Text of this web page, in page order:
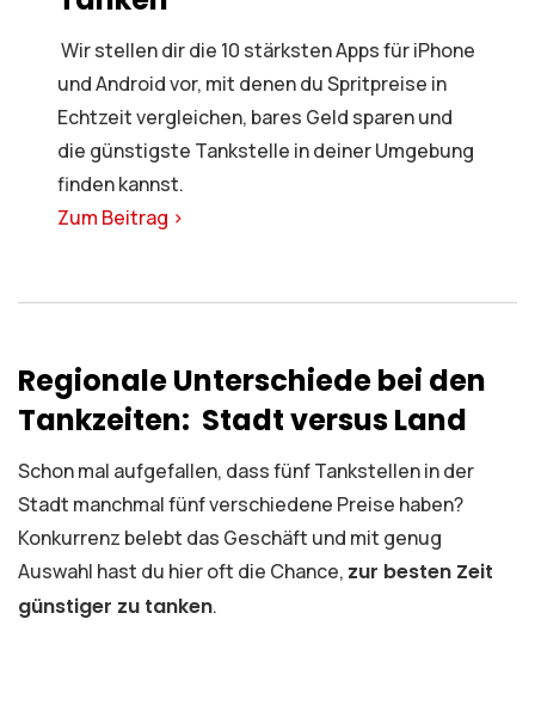
Wir stellen dir die 10 stärksten Apps für iPhone
und Android vor, mit denen du Spritpreise in
Echtzeit vergleichen, bares Geld sparen und
die günstigste Tankstelle in deiner Umgebung
finden kannst.
Zum Beitrag >
Regionale Unterschiede bei den
Tankzeiten: Stadt versus Land
Schon mal aufgefallen, dass fünf Tankstellen in der
Stadt manchmal fünf verschiedene Preise haben?
Konkurrenz belebt das Geschäft und mit genug
Auswahl hast du hier oft die Chance, zur besten Zeit
günstiger zu tanken.